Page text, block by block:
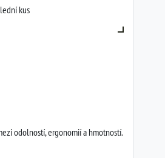
kus
odolností, ergonomií a hmotností.